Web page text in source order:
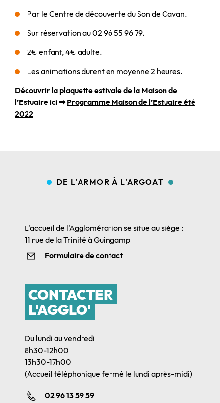
Par le Centre de découverte du Son de Cavan.
Sur réservation au 02 96 55 96 79.
2€ enfant, 4€ adulte.
Les animations durent en moyenne 2 heures.
Découvrir la plaquette estivale de la Maison de
l’Estuaire ici ➡Programme Maison de l’Estuaire été
2022
DE L'ARMOR À L'ARGOAT
L'accueil de l'Agglomération se situe au siège :
11 rue de la Trinité à Guingamp
Formulaire de contact
CONTACTER
L'AGGLO'
Du lundi au vendredi
8h30-12h00
13h30-17h00
(Accueil téléphonique fermé le lundi après-midi)
02 96 13 59 59